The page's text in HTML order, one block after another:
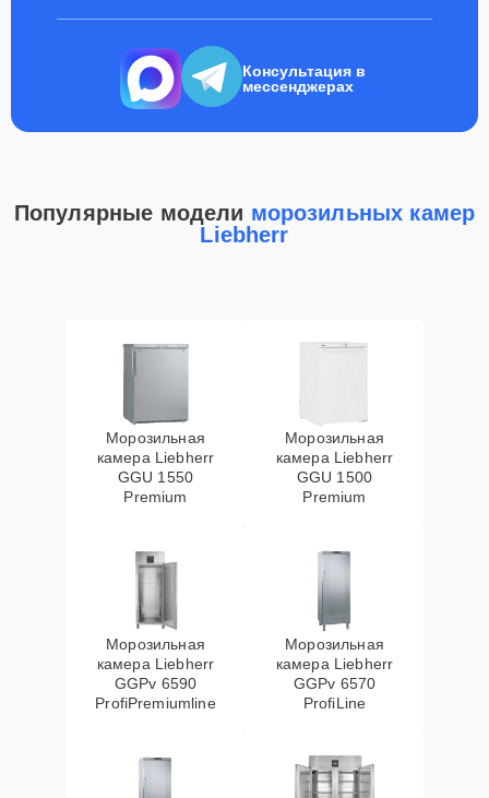
Консультация в
мессенджерах
Популярные модели морозильных камер
Liebherr
Морозильная
камера Liebherr
GGU 1550
Premium
Морозильная
камера Liebherr
GGU 1500
Premium
Морозильная
камера Liebherr
GGPv 6590
ProfiPremiumline
Морозильная
камера Liebherr
GGPv 6570
ProfiLine